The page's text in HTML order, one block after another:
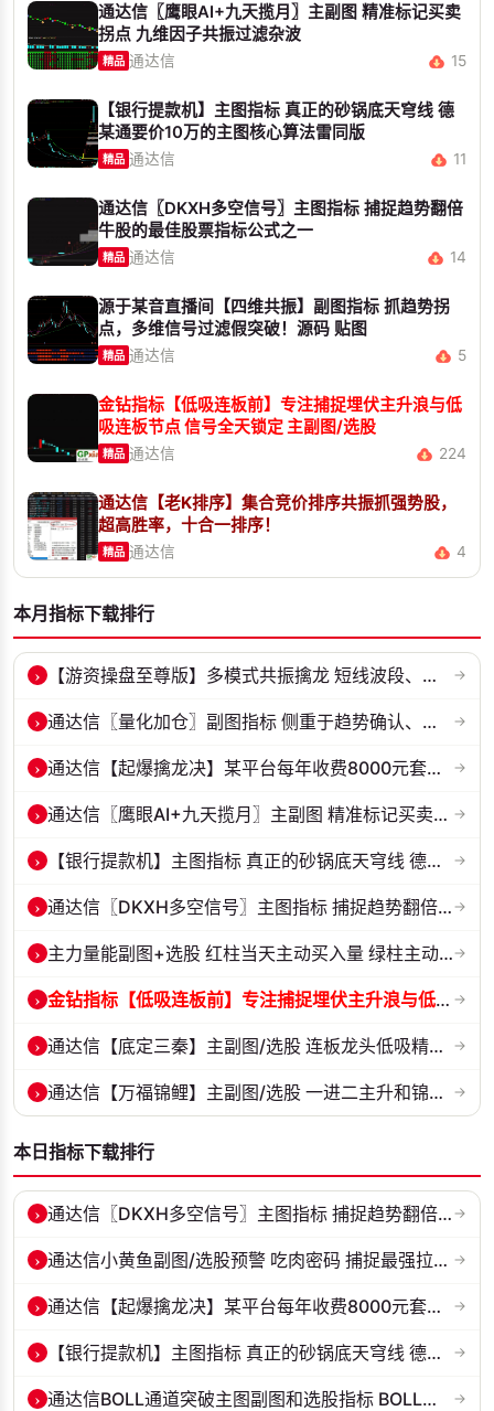
通达信〖鹰眼AI+九天揽月〗主副图 精准标记买卖
拐点 九维因子共振过滤杂波
精品 通达信 15
【银行提款机】主图指标 真正的砂锅底天穹线 德
某通要价10万的主图核心算法雷同版
精品 通达信 11
通达信〖DKXH多空信号〗主图指标 捕捉趋势翻倍
牛股的最佳股票指标公式之一
精品 通达信 14
源于某音直播间【四维共振】副图指标 抓趋势拐
点，多维信号过滤假突破！源码 贴图
精品 通达信 5
金钻指标【低吸连板前】专注捕捉埋伏主升浪与低
吸连板节点 信号全天锁定 主副图/选股
精品 通达信 224
通达信【老K排序】集合竞价排序共振抓强势股，
超高胜率，十合一排序！
精品 通达信 4
本月指标下载排行
› 【游资操盘至尊版】多模式共振擒龙 短线波段、低位抄底、游资启动行情量... →
› 通达信〖量化加仓〗副图指标 侧重于趋势确认、量能配合与高低位反转信号... →
› 通达信【起爆擒龙决】某平台每年收费8000元套装 指标源码 无未来 →
› 通达信〖鹰眼AI+九天揽月〗主副图 精准标记买卖拐点 九维因子共振过滤杂... →
› 【银行提款机】主图指标 真正的砂锅底天穹线 德某通要价10万的主图核心... →
› 通达信〖DKXH多空信号〗主图指标 捕捉趋势翻倍牛股的最佳股票指标公式之... →
› 主力量能副图+选股 红柱当天主动买入量 绿柱主动卖出量→
› 金钻指标【低吸连板前】专注捕捉埋伏主升浪与低吸连板节点 信号全天锁定... →
› 通达信【底定三秦】主副图/选股 连板龙头低吸精准量化 出票少而精 五年... →
› 通达信【万福锦鲤】主副图/选股 一进二主升和锦鲤回调两种模式 源码 →
本日指标下载排行
› 通达信〖DKXH多空信号〗主图指标 捕捉趋势翻倍牛股的最佳股票指标公式之... →
› 通达信小黄鱼副图/选股预警 吃肉密码 捕捉最强拉升段 源码 贴图 →
› 通达信【起爆擒龙决】某平台每年收费8000元套装 指标源码 无未来 →
› 【银行提款机】主图指标 真正的砂锅底天穹线 德某通要价10万的主图核心... →
› 通达信BOLL通道突破主图副图和选股指标 BOLL通达突破追踪主力动向 源码... →